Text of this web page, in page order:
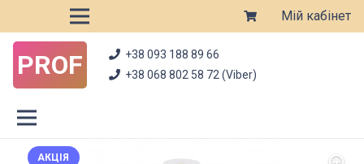
Мій кабінет
PROF
+38 093 188 89 66
+38 068 802 58 72 (Viber)
АКЦІЯ